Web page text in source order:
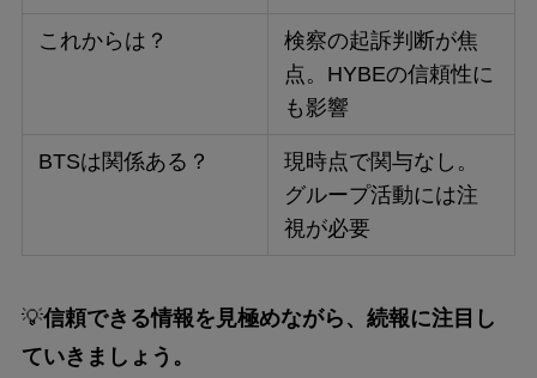
これからは？
検察の起訴判断が焦
点。HYBEの信頼性に
も影響
BTSは関係ある？
現時点で関与なし。
グループ活動には注
視が必要
💡信頼できる情報を見極めながら、続報に注目し
ていきましょう。